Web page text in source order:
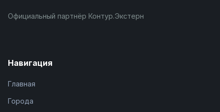
Официальный партнёр Контур.Экстерн
Навигация
Главная
Города